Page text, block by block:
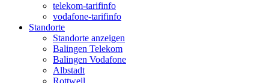
telekom-tarifinfo
vodafone-tarifinfo
Standorte
Standorte anzeigen
Balingen Telekom
Balingen Vodafone
Albstadt
Rottweil